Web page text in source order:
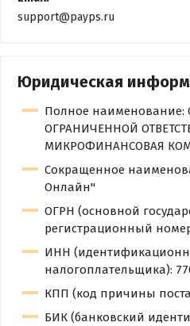
support@payps.ru
Юридическая
Полное наименование:
ОГРАНИЧЕННОЙ
МИКРОФИНАНСОВАЯ
Сокращенное
Онлайн"
ОГРН (основной
регистрационный
ИНН
налогоплательщика):
КПП (код причины
БИК (банковский